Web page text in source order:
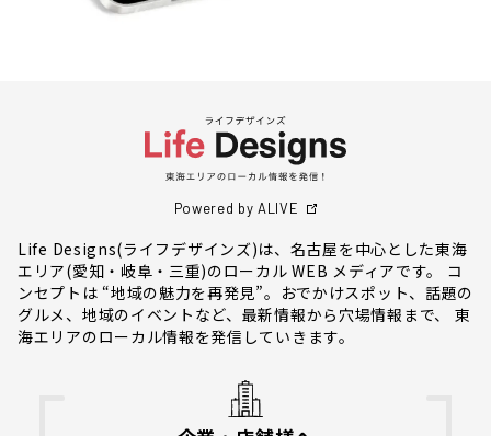
Powered by ALIVE
Life Designs(ライフデザインズ)は、名古屋を中心とした東海
エリア(愛知・岐阜・三重)のローカル WEB メディアです。 コ
ンセプトは “地域の魅力を再発見”。おでかけスポット、話題の
グルメ、地域のイベントなど、最新情報から穴場情報まで、 東
海エリアのローカル情報を発信していきます。